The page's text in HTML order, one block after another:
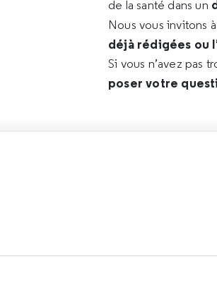
de la santé dans un
Nous vous invitons
déjà rédigées ou
Si vous n’avez pas
poser votre